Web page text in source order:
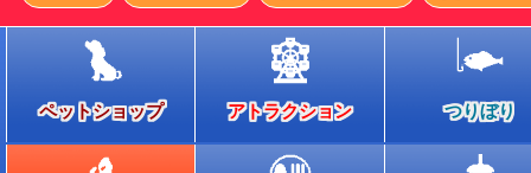
ペットショップ アトラクション つりぼり